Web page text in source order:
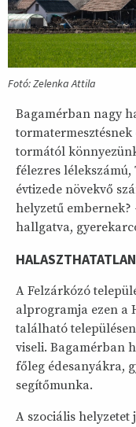
Fotó: Zelenka Attila
Bagamérban nagy
tormától
félezres
évtizede növekvő
helyzetű
hallgatva,
A Felzárkózó
alprogramja ezen a
található
viseli. Bagamérban
főleg édesanyákra,
segítőmunka.
A szociális